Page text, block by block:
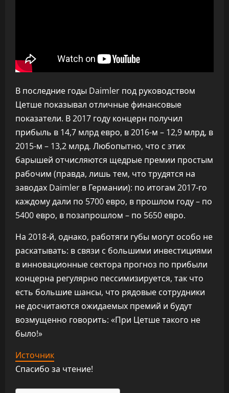
В последние годы Daimler под руководством
Цетше показывал отличные финансовые
показатели. В 2017 году концерн получил
прибыль в 14,7 млрд евро, в 2016-м – 12,9 млрд, в
2015-м – 13,2 млрд. Любопытно, что с этих
барышей отчисляются щедрые премии простым
рабочим (правда, лишь тем, что трудятся на
заводах Daimler в Германии): по итогам 2017-го
каждому дали по 5700 евро, в прошлом году – по
5400 евро, в позапрошлом – по 5650 евро.
На 2018-й, однако, работяги губы могут особо не
раскатывать: в связи с большими инвестициями
в инновационные сектора прогноз по прибыли
концерна регулярно пессимизируется, так что
есть большие шансы, что рядовые сотрудники
не досчитаются ожидаемых премий и будут
возмущенно говорить: «При Цетше такого не
было!»
Источник
Спасибо за чтение!